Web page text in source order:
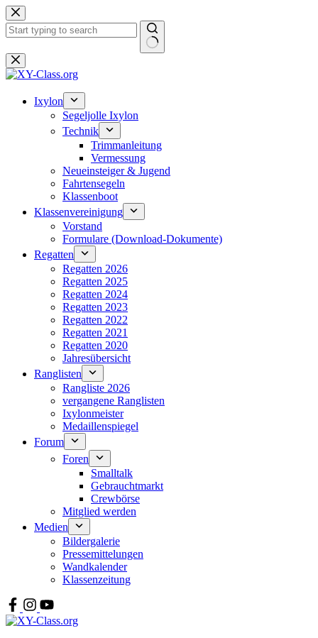
Zum
Inhalt
springen
Keine
Ergebnisse
Ixylon
Segeljolle Ixylon
Technik
Trimmanleitung
Vermessung
Neueinsteiger & Jugend
Fahrtensegeln
Klassenboot
Klassenvereinigung
Vorstand
Formulare (Download-Dokumente)
Regatten
Regatten 2026
Regatten 2025
Regatten 2024
Regatten 2023
Regatten 2022
Regatten 2021
Regatten 2020
Jahresübersicht
Ranglisten
Rangliste 2026
vergangene Ranglisten
Ixylonmeister
Medaillenspiegel
Forum
Foren
Smalltalk
Gebrauchtmarkt
Crewbörse
Mitglied werden
Medien
Bildergalerie
Pressemittelungen
Wandkalender
Klassenzeitung